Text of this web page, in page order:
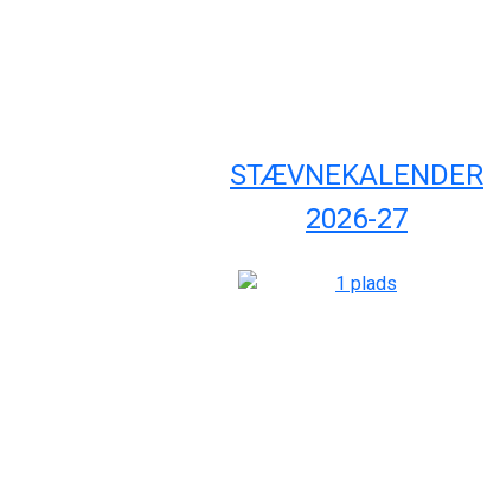
STÆVNEKALENDER
2026-27